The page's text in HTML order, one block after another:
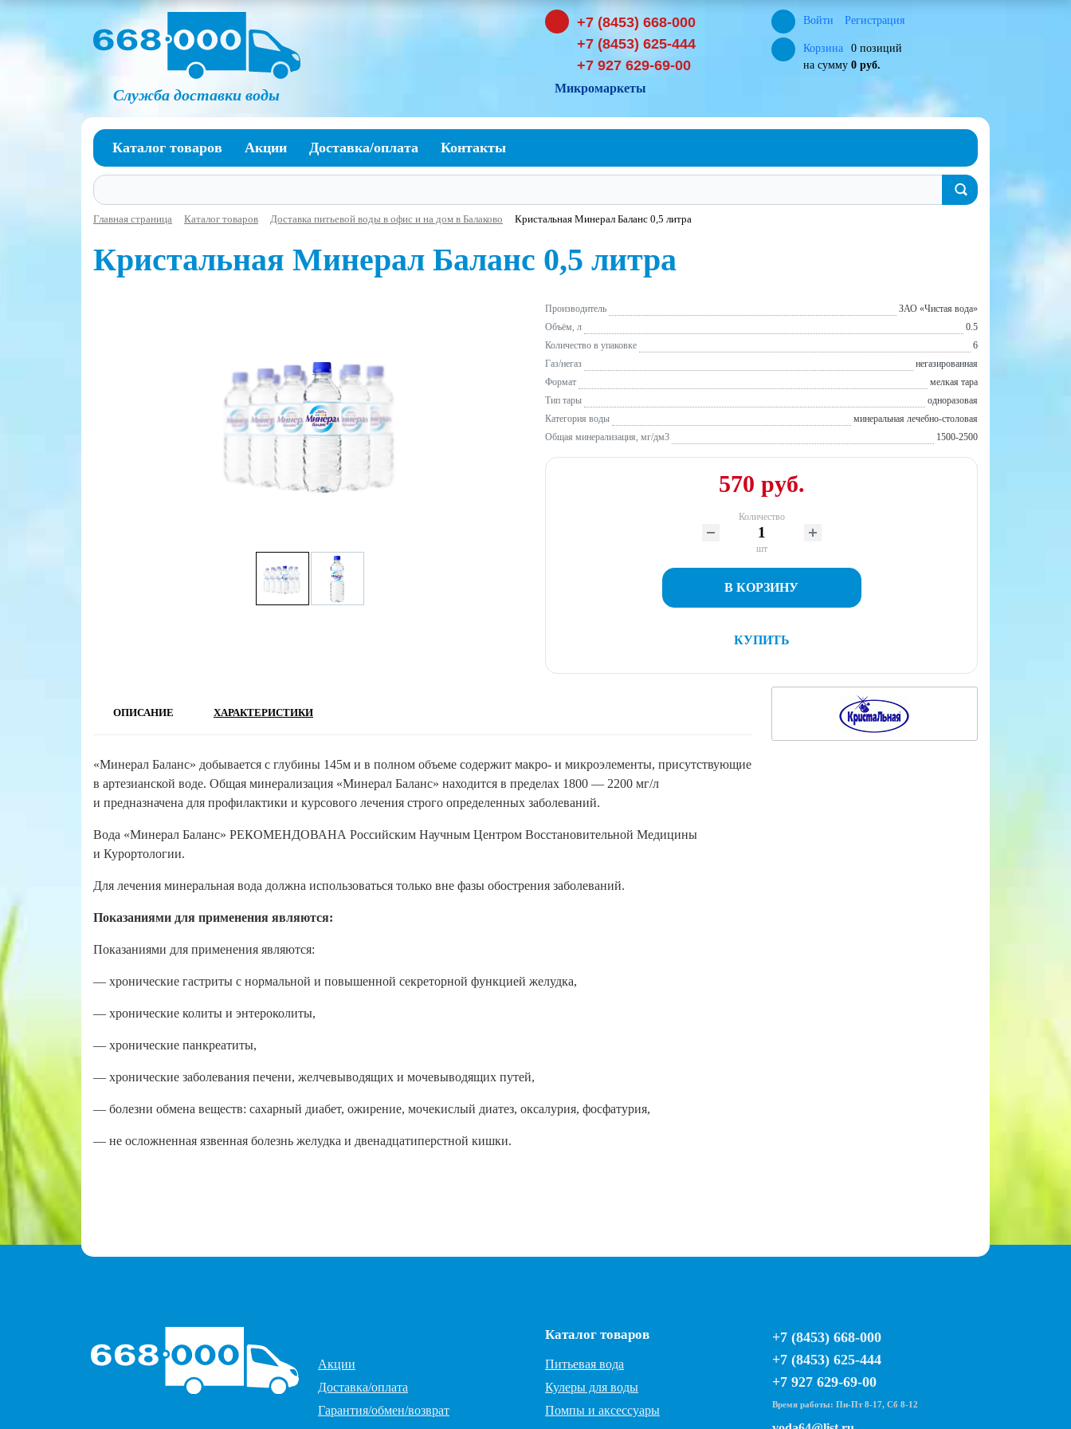
Служба доставки воды
+7 (8453) 668-000
+7 (8453) 625-444
+7 927 629-69-00
Микромаркеты
Войти Регистрация
Корзина
0 позиций
на сумму 0 руб.
Каталог товаров Акции Доставка/оплата Контакты
Главная страница Каталог товаров Доставка питьевой воды в офис и на дом в Балаково Кристальная Минерал Баланс 0,5 литра
Кристальная Минерал Баланс 0,5 литра
Производитель
ЗАО «Чистая вода»
Объём, л
0.5
Количество в упаковке
6
Газ/негаз
негазированная
Формат
мелкая тара
Тип тары
одноразовая
Категория воды
минеральная лечебно-столовая
Общая минерализация, мг/дм3
1500-2500
570 руб.
Количество
шт
В КОРЗИНУ
КУПИТЬ
ОПИСАНИЕ ХАРАКТЕРИСТИКИ
«Минерал Баланс» добывается с глубины 145м и в полном объеме содержит макро- и микроэлементы, присутствующие
в артезианской воде. Общая минерализация «Минерал Баланс» находится в пределах 1800 — 2200 мг/л
и предназначена для профилактики и курсового лечения строго определенных заболеваний.
Вода «Минерал Баланс» РЕКОМЕНДОВАНА Российским Научным Центром Восстановительной Медицины
и Курортологии.
Для лечения минеральная вода должна использоваться только вне фазы обострения заболеваний.
Показаниями для применения являются:
Показаниями для применения являются:
— хронические гастриты с нормальной и повышенной секреторной функцией желудка,
— хронические колиты и энтероколиты,
— хронические панкреатиты,
— хронические заболевания печени, желчевыводящих и мочевыводящих путей,
— болезни обмена веществ: сахарный диабет, ожирение, мочекислый диатез, оксалурия, фосфатурия,
— не осложненная язвенная болезнь желудка и двенадцатиперстной кишки.
Акции
Доставка/оплата
Гарантия/обмен/возврат
Каталог товаров
Питьевая вода
Кулеры для воды
Помпы и аксессуары
+7 (8453) 668-000
+7 (8453) 625-444
+7 927 629-69-00
Время работы: Пн-Пт 8-17, Сб 8-12